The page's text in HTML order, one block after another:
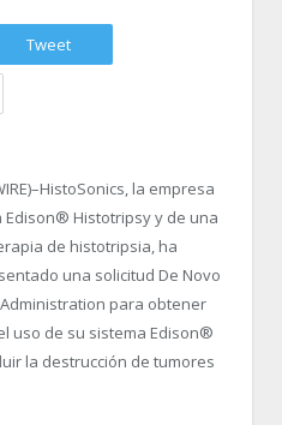
Tweet
la empresa
Histotripsy y de una
de histotripsia, ha
una solicitud De Novo
para obtener
uso de su sistema Edison®
la destrucción de tumores